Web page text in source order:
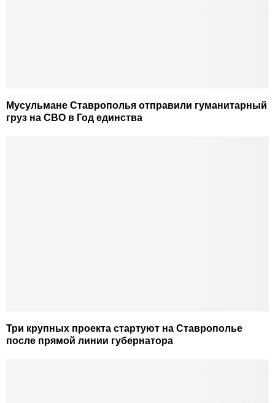
Мусульмане Ставрополья отправили гуманитарный
груз на СВО в Год единства
Три крупных проекта стартуют на Ставрополье
после прямой линии губернатора